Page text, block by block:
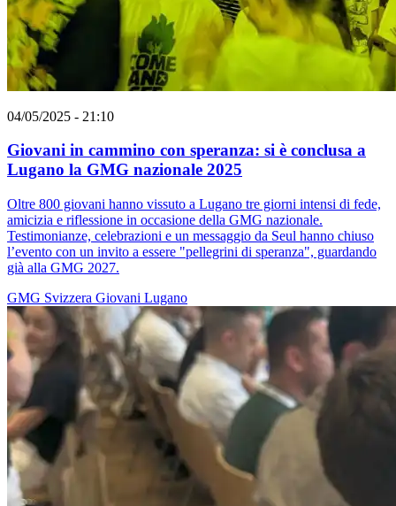
04/05/2025 - 21:10
Giovani in cammino con speranza: si è conclusa a
Lugano la GMG nazionale 2025
Oltre 800 giovani hanno vissuto a Lugano tre giorni intensi di fede,
amicizia e riflessione in occasione della GMG nazionale.
Testimonianze, celebrazioni e un messaggio da Seul hanno chiuso
l’evento con un invito a essere "pellegrini di speranza", guardando
già alla GMG 2027.
GMG Svizzera Giovani Lugano